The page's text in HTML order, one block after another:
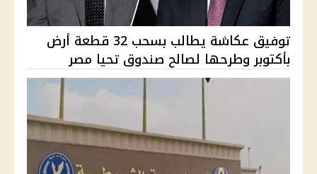
توفيق عكاشة يطالب بسحب 32 قطعة أرض
بأكتوبر وطرحها لصالح صندوق تحيا مصر